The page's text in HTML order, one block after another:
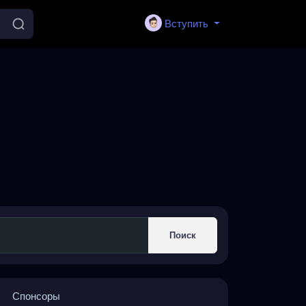
Вступить
Поиск
Спонсоры